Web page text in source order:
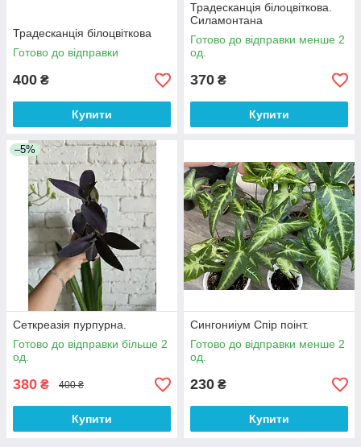
Традесканція білоцвіткова
Готово до відправки
400 ₴
Купити
Традесканція білоцвіткова.
Силамонтана
Готово до відправки менше 2
од.
370 ₴
Купити
–5%
Сеткреазія пурпурна.
Готово до відправки більше 2
од.
380 ₴ 400 ₴
Купити
Сингониіум Спір поінт.
Готово до відправки менше 2
од.
230 ₴
Купити